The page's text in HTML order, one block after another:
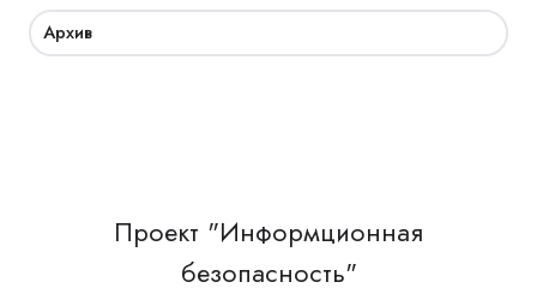
Архив
Проект "Информционная
безопасность"